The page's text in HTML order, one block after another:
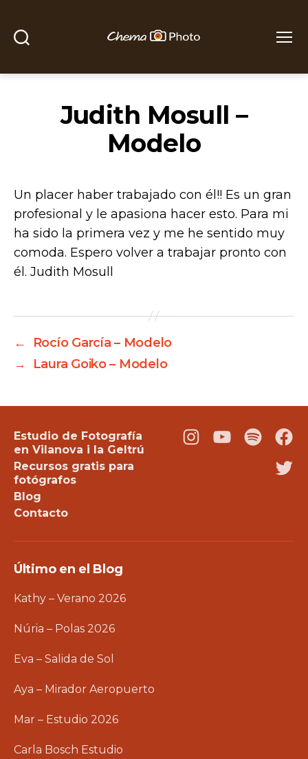
Photo
Judith Mosull –
Modelo
Un placer haber trabajado con él!! Es un gran
profesional y le apasiona hacer esto. Para mi
ha sido la primera vez y me he sentido muy
comoda. Espero volver a trabajar pronto con
él. Judith Mosull
←
Rocío García – Modelo
→
Laura Goiko – Modelo
Estudio de Fotografía
en Vilanova i la Geltrú
Recursos gratis para
fotógrafos
Blog
Contacto
Instagram
YoutubePodcast
Último en el Blog
Kathy – Verano 2026
Núria – Polas 2026
Eva – Salida de Sol
Aya – Mirador Aeropuerto
Mar – Estudio 2026
Carla Bosch Estudio